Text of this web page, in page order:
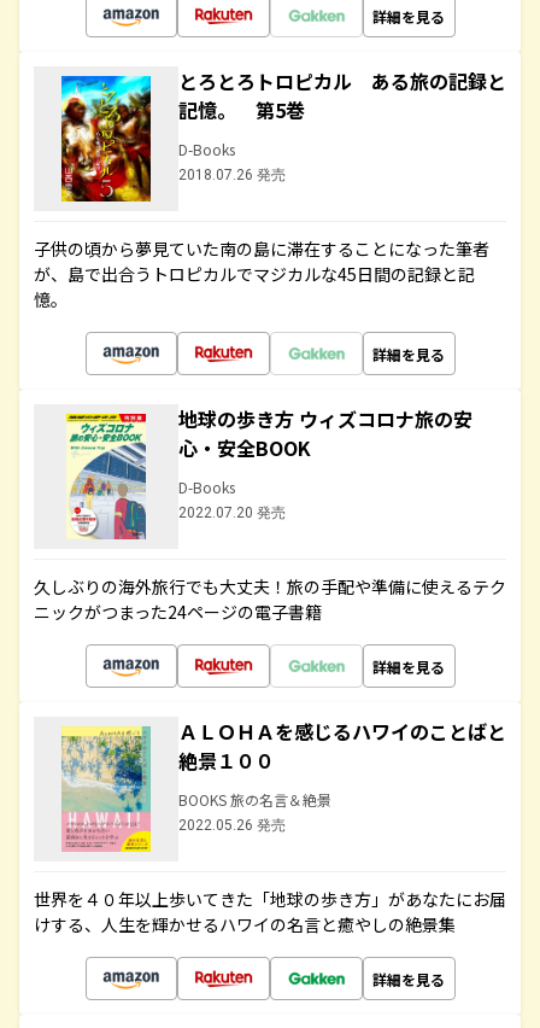
詳細を見る
とろとろトロピカル ある旅の記録と
記憶。 第5巻
D-Books
2018.07.26 発売
子供の頃から夢見ていた南の島に滞在することになった筆者
が、島で出合うトロピカルでマジカルな45日間の記録と記
憶。
詳細を見る
地球の歩き方 ウィズコロナ旅の安
心・安全BOOK
D-Books
2022.07.20 発売
久しぶりの海外旅行でも大丈夫！旅の手配や準備に使えるテク
ニックがつまった24ページの電子書籍
詳細を見る
ＡＬＯＨＡを感じるハワイのことばと
絶景１００
BOOKS 旅の名言＆絶景
2022.05.26 発売
世界を４０年以上歩いてきた「地球の歩き方」があなたにお届
けする、人生を輝かせるハワイの名言と癒やしの絶景集
詳細を見る